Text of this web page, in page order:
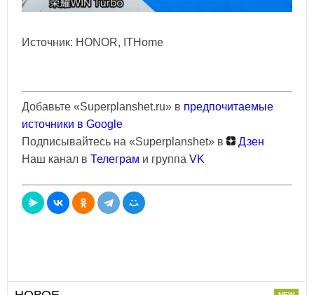
Источник: HONOR, ITHome
Добавьте «Superplanshet.ru» в предпочитаемые
источники в Google
Подписывайтесь на «Superplanshet» в
Дзен
Наш канал в Телеграм и группа VK